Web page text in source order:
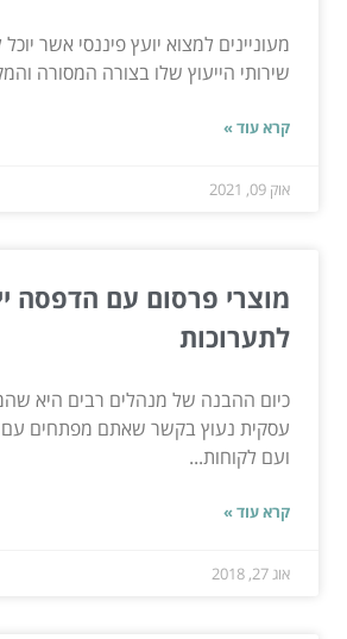
מעוניינים למצוא יועץ פיננסי אשר
שירותי הייעוץ שלו בצורה המסורה
קרא עוד »
אוק 09, 2021
מוצרי פרסום עם הדפסה
לתערוכות
כיום ההבנה של מנהלים רבים היא
עסקית נעוץ בקשר שאתם מפתחים עם
ועם לקוחות...
קרא עוד »
אוג 27, 2018